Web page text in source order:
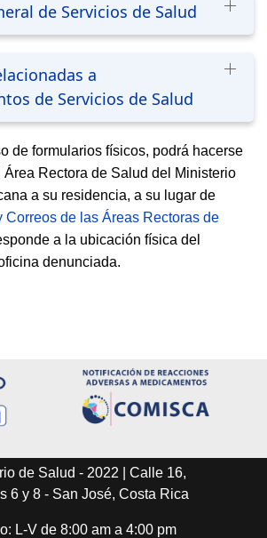
de Servicios de Salud
a
de Servicios de Salud
de formularios físicos, podrá hacerse
Rectora de Salud del Ministerio
a su residencia, a su lugar de
Correos de las Áreas Rectoras de
a la ubicación física del
denunciada.
de Salud - 2022 | Calle 16,
6 y 8 - San José, Costa Rica
L-V de 8:00 am a 4:00 pm